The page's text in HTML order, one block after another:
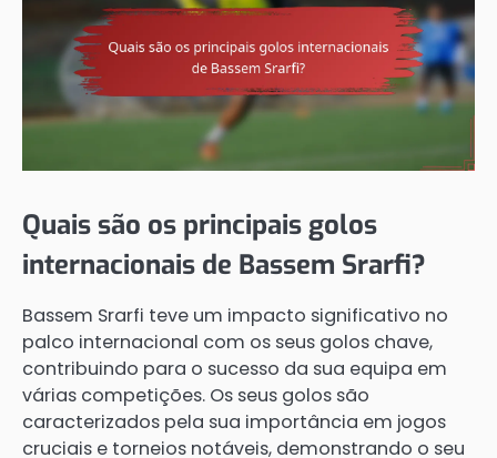
Quais são os principais golos
internacionais de Bassem Srarfi?
Bassem Srarfi teve um impacto significativo no
palco internacional com os seus golos chave,
contribuindo para o sucesso da sua equipa em
várias competições. Os seus golos são
caracterizados pela sua importância em jogos
cruciais e torneios notáveis, demonstrando o seu